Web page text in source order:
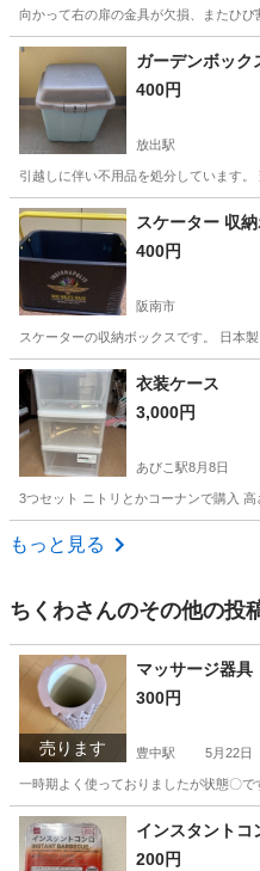
向かって右の扉の金具が欠損、またひ
大阪 阪南市 収納家具 キ
ガーデンボック
400円
放出駅
引越しに伴い不用品を処分しています
大阪 大阪市 放出駅 収納
スケーター 収
400円
阪南市
スケーターの収納ボックスです。 日本
大阪 阪南市 インテリア雑貨/小
衣装ケース
3,000円
あびこ駅8月8日
3つセット ニトリとかコーナンで購入
大阪 大阪市
もっと見る
ちくわさんのその他の投
売ります
マッサージ器具
300円
豊中駅 5月22日
一時期よく使っておりましたが状態〇で
大阪 豊中市 マッ
インスタントコ
200円